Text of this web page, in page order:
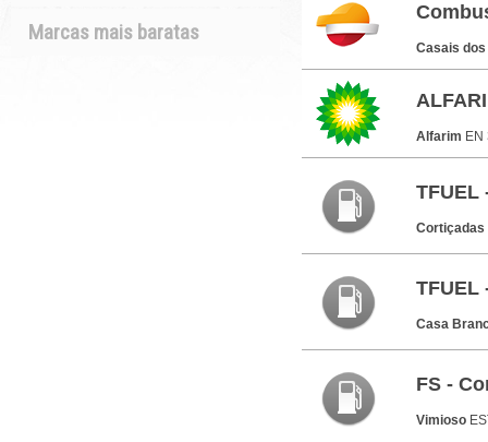
Marcas mais baratas
Casais
Alfarim EN
TFUEL
TFUEL
Casa
FS -
Vimioso